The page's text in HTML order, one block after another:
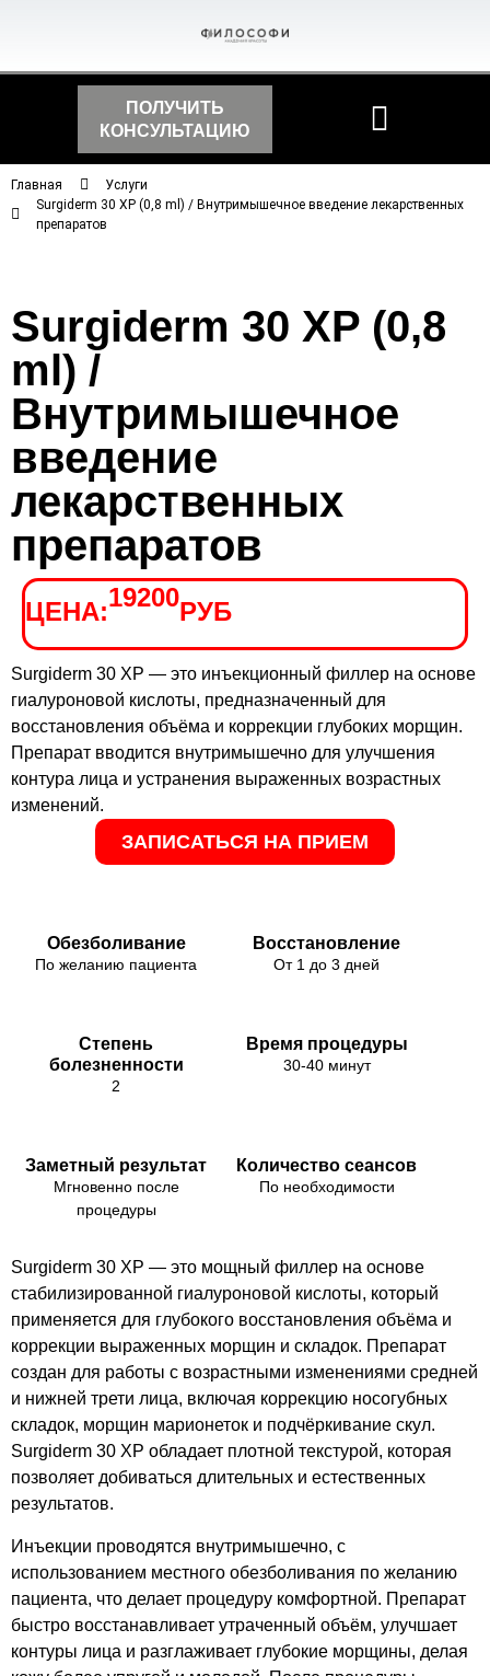
ПОЛУЧИТЬ
КОНСУЛЬТАЦИЮ
Главная
Услуги
Surgiderm 30 XP (0,8 ml) / Внутримышечное введение лекарственных
препаратов
Surgiderm 30 XP (0,8
ml) /
Внутримышечное
введение
лекарственных
препаратов
ЦЕНА:19200РУБ
Surgiderm 30 XP — это инъекционный филлер на основе
гиалуроновой кислоты, предназначенный для
восстановления объёма и коррекции глубоких морщин.
Препарат вводится внутримышечно для улучшения
контура лица и устранения выраженных возрастных
изменений.
ЗАПИСАТЬСЯ НА ПРИЕМ
Обезболивание
По желанию пациента
Восстановление
От 1 до 3 дней
Степень
болезненности
2
Время процедуры
30-40 минут
Заметный результат
Мгновенно после
процедуры
Количество сеансов
По необходимости
Surgiderm 30 XP — это мощный филлер на основе
стабилизированной гиалуроновой кислоты, который
применяется для глубокого восстановления объёма и
коррекции выраженных морщин и складок. Препарат
создан для работы с возрастными изменениями средней
и нижней трети лица, включая коррекцию носогубных
складок, морщин марионеток и подчёркивание скул.
Surgiderm 30 XP обладает плотной текстурой, которая
позволяет добиваться длительных и естественных
результатов.
Инъекции проводятся внутримышечно, с
использованием местного обезболивания по желанию
пациента, что делает процедуру комфортной. Препарат
быстро восстанавливает утраченный объём, улучшает
контуры лица и разглаживает глубокие морщины, делая